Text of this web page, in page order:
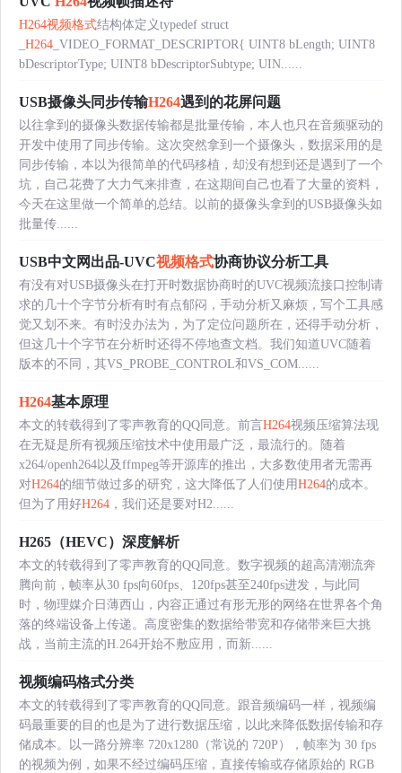
H264视频格式结构体定义typedef struct
H264 _VIDEO_FORMAT_DESCRIPTOR{ UINT8 bLength; UINT8
bDescriptorType; UINT8 bDescriptorSubtype; UIN......
USB摄像头同步传输H264遇到的花屏问题
以往拿到的摄像头数据传输都是批量传输，本人也只在音频驱动的
开发中使用了同步传输。这次突然拿到一个摄像头，数据采用的是
同步传输，本以为很简单的代码移植，却没有想到还是遇到了一个
坑，自己花费了大力气来排查，在这期间自己也看了大量的资料，
今天在这里做一个简单的总结。以前的摄像头拿到的USB摄像头如
批量传......
USB中文网出品-UVC视频格式协商协议分析工具
有没有对USB摄像头在打开时数据协商时的UVC视频流接口控制请
求的几十个字节分析有时有点郁闷，手动分析又麻烦，写个工具感
觉又划不来。有时没办法为，为了定位问题所在，还得手动分析，
但这几十个字节在分析时还得不停地查文档。我们知道UVC随着
版本的不同，其VS_PROBE_CONTROL和VS_COM......
H264基本原理
本文的转载得到了零声教育的QQ同意。前言H264视频压缩算法现
在无疑是所有视频压缩技术中使用最广泛，最流行的。随着
x264/openh264以及ffmpeg等开源库的推出，大多数使用者无需再
对H264的细节做过多的研究，这大降低了人们使用H264的成本。
但为了用好H264 ，我们还是要对H2......
H265（HEVC）深度解析
本文的转载得到了零声教育的QQ同意。数字视频的超高清潮流奔
腾向前，帧率从30 fps向60fps、120fps甚至240fps进发，与此同
时，物理媒介日薄西山，内容正通过有形无形的网络在世界各个角
落的终端设备上传递。高度密集的数据给带宽和存储带来巨大挑
战，当前主流的H.264开始不敷应用，而新......
视频编码格式分类
本文的转载得到了零声教育的QQ同意。跟音频编码一样，视频编
码最重要的目的也是为了进行数据压缩，以此来降低数据传输和存
储成本。以一路分辨率 720x1280（常说的 720P），帧率为 30 fps
的视频为例，如果不经过编码压缩，直接传输或存储原始的 RGB